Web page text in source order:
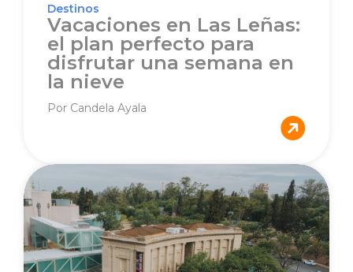
Destinos
Vacaciones en Las Leñas:
el plan perfecto para
disfrutar una semana en
la nieve
Por Candela Ayala